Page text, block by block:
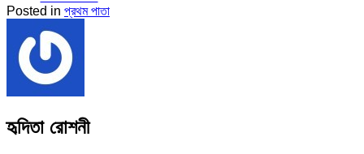
Posted in প্রথম পাতা
হৃদিতা রোশনী